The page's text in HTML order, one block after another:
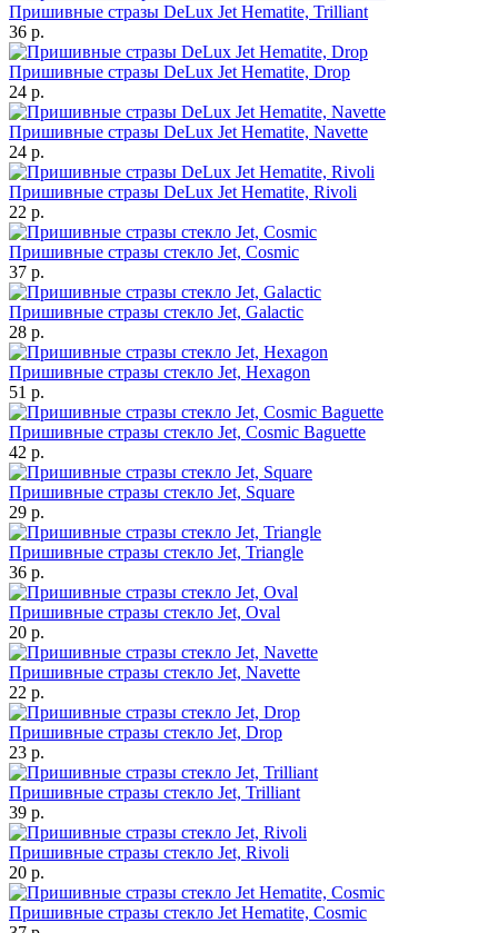
Пришивные стразы DeLux Jet Hematite, Trilliant
36 р.
Пришивные стразы DeLux Jet Hematite, Drop
24 р.
Пришивные стразы DeLux Jet Hematite, Navette
24 р.
Пришивные стразы DeLux Jet Hematite, Rivoli
22 р.
Пришивные стразы стекло Jet, Cosmic
37 р.
Пришивные стразы стекло Jet, Galactic
28 р.
Пришивные стразы стекло Jet, Hexagon
51 р.
Пришивные стразы стекло Jet, Cosmic Baguette
42 р.
Пришивные стразы стекло Jet, Square
29 р.
Пришивные стразы стекло Jet, Triangle
36 р.
Пришивные стразы стекло Jet, Oval
20 р.
Пришивные стразы стекло Jet, Navette
22 р.
Пришивные стразы стекло Jet, Drop
23 р.
Пришивные стразы стекло Jet, Trilliant
39 р.
Пришивные стразы стекло Jet, Rivoli
20 р.
Пришивные стразы стекло Jet Hematite, Cosmic